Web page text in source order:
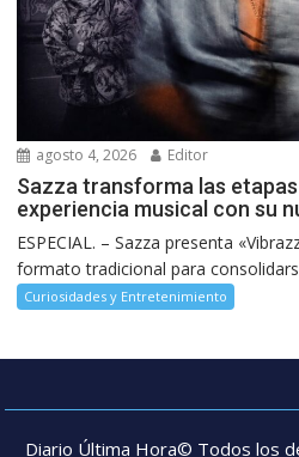
agosto 4, 2026 Editor
Sazza transforma las
experiencia musical con su
ESPECIAL. – Sazza presenta
formato tradicional para
Curiosidades y Entretenimiento
Diario Última Hora© Todos los